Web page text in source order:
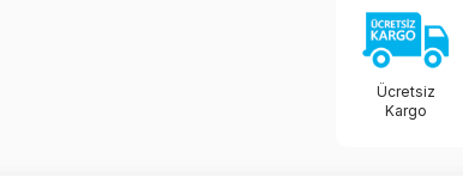
Ücretsiz
Kargo